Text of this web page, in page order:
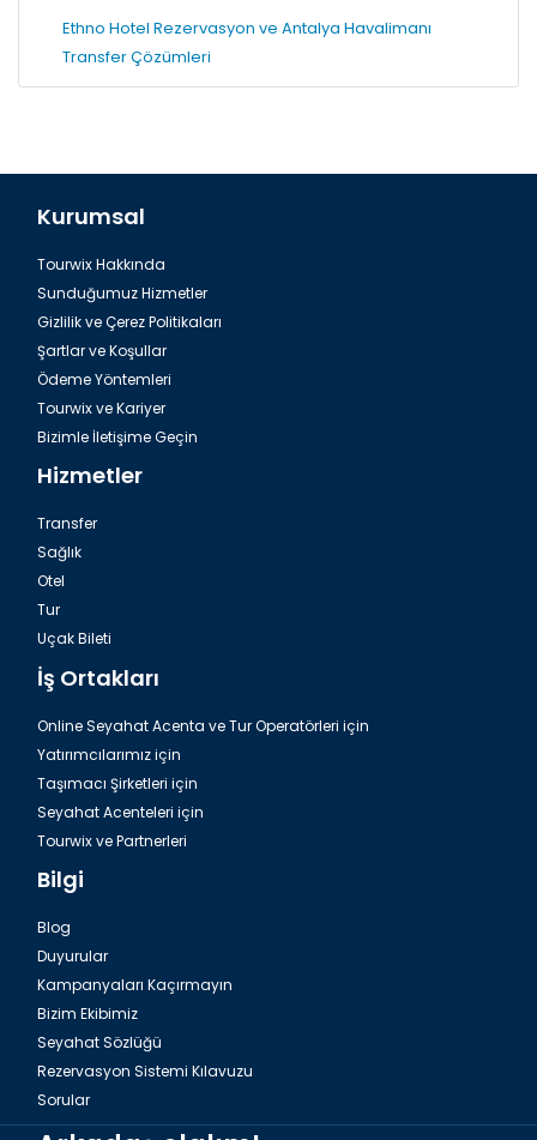
Ethno Hotel Rezervasyon ve Antalya Havalimanı
Transfer Çözümleri
Kurumsal
Tourwix Hakkında
Sunduğumuz Hizmetler
Gizlilik ve Çerez Politikaları
Şartlar ve Koşullar
Ödeme Yöntemleri
Tourwix ve Kariyer
Bizimle İletişime Geçin
Hizmetler
Transfer
Sağlık
Otel
Tur
Uçak Bileti
İş Ortakları
Online Seyahat Acenta ve Tur Operatörleri için
Yatırımcılarımız için
Taşımacı Şirketleri için
Seyahat Acenteleri için
Tourwix ve Partnerleri
Bilgi
Blog
Duyurular
Kampanyaları Kaçırmayın
Bizim Ekibimiz
Seyahat Sözlüğü
Rezervasyon Sistemi Kılavuzu
Sorular